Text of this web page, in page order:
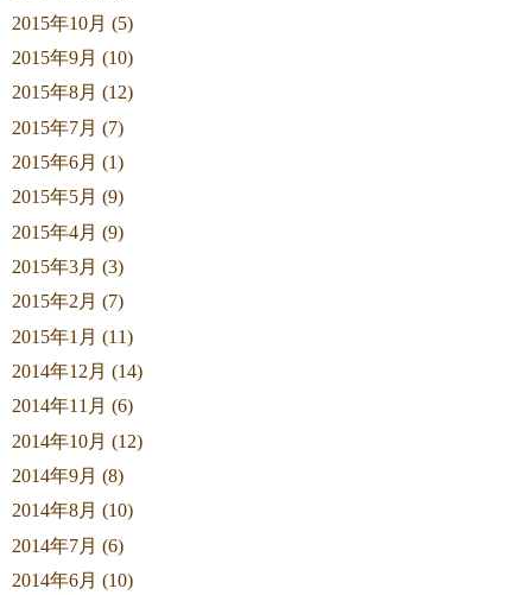
2015年10月 (5)
2015年9月 (10)
2015年8月 (12)
2015年7月 (7)
2015年6月 (1)
2015年5月 (9)
2015年4月 (9)
2015年3月 (3)
2015年2月 (7)
2015年1月 (11)
2014年12月 (14)
2014年11月 (6)
2014年10月 (12)
2014年9月 (8)
2014年8月 (10)
2014年7月 (6)
2014年6月 (10)